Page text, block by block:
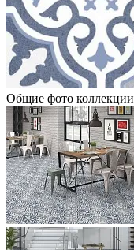
Общие фото коллекции